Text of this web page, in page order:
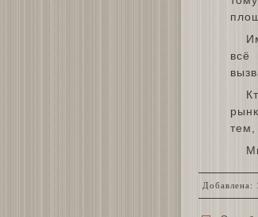
всё
тем,
Добавлена: